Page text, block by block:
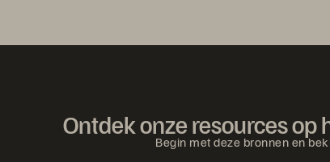
Ontdek onze resources
Begin met deze bronnen en